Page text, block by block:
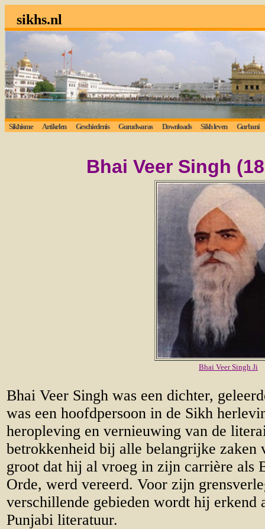
sikhs.nl
Sikhisme Artikelen Geschiedenis Gurudwaras Downloads Sikh leven Gurbani
Bhai Veer Singh
Bhai Veer Singh Ji
Bhai Veer Singh was een dichter,
was een hoofdpersoon in de Sikh
heropleving en vernieuwing van de
betrokkenheid bij alle belangrijke zaken
groot dat hij al vroeg in zijn carrière als
Orde, werd vereerd. Voor zijn
verschillende gebieden wordt hij erkend
Punjabi literatuur.